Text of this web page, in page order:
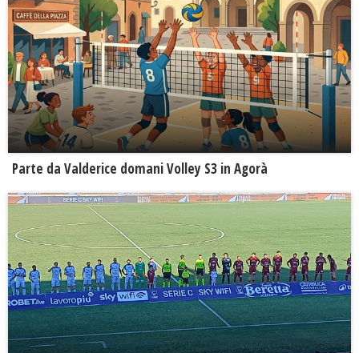
Parte da Valderice domani Volley S3 in Agorà